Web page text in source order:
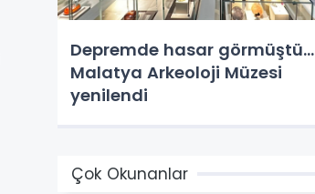
Depremde hasar görmüştü...
Malatya Arkeoloji Müzesi
yenilendi
Çok Okunanlar